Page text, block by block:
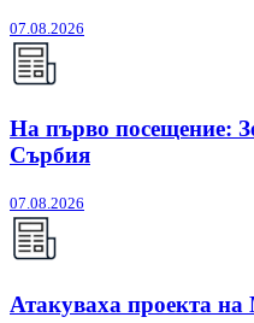
07.08.2026
На първо посещение:
Сърбия
07.08.2026
Атакуваха проекта